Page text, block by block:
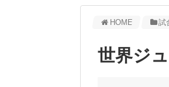
HOME 試
世界ジ